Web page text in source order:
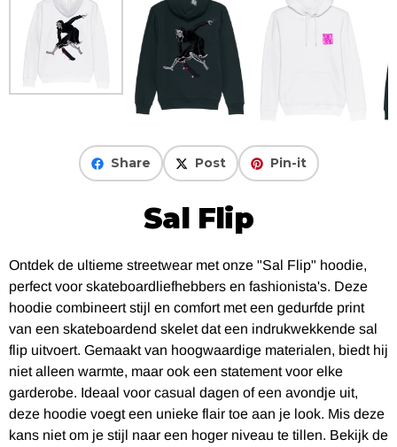
Share Post Pin-it
Sal Flip
Ontdek de ultieme streetwear met onze "Sal Flip" hoodie,
perfect voor skateboardliefhebbers en fashionista's. Deze
hoodie combineert stijl en comfort met een gedurfde print
van een skateboardend skelet dat een indrukwekkende sal
flip uitvoert. Gemaakt van hoogwaardige materialen, biedt hij
niet alleen warmte, maar ook een statement voor elke
garderobe. Ideaal voor casual dagen of een avondje uit,
deze hoodie voegt een unieke flair toe aan je look. Mis deze
kans niet om je stijl naar een hoger niveau te tillen. Bekijk de